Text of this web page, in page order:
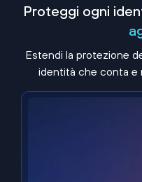
Proteggi ogni
Estendi la protezione
identità che conta e